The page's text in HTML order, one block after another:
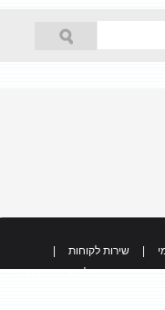
שירות לקוחות
כל הזכויות שמורות